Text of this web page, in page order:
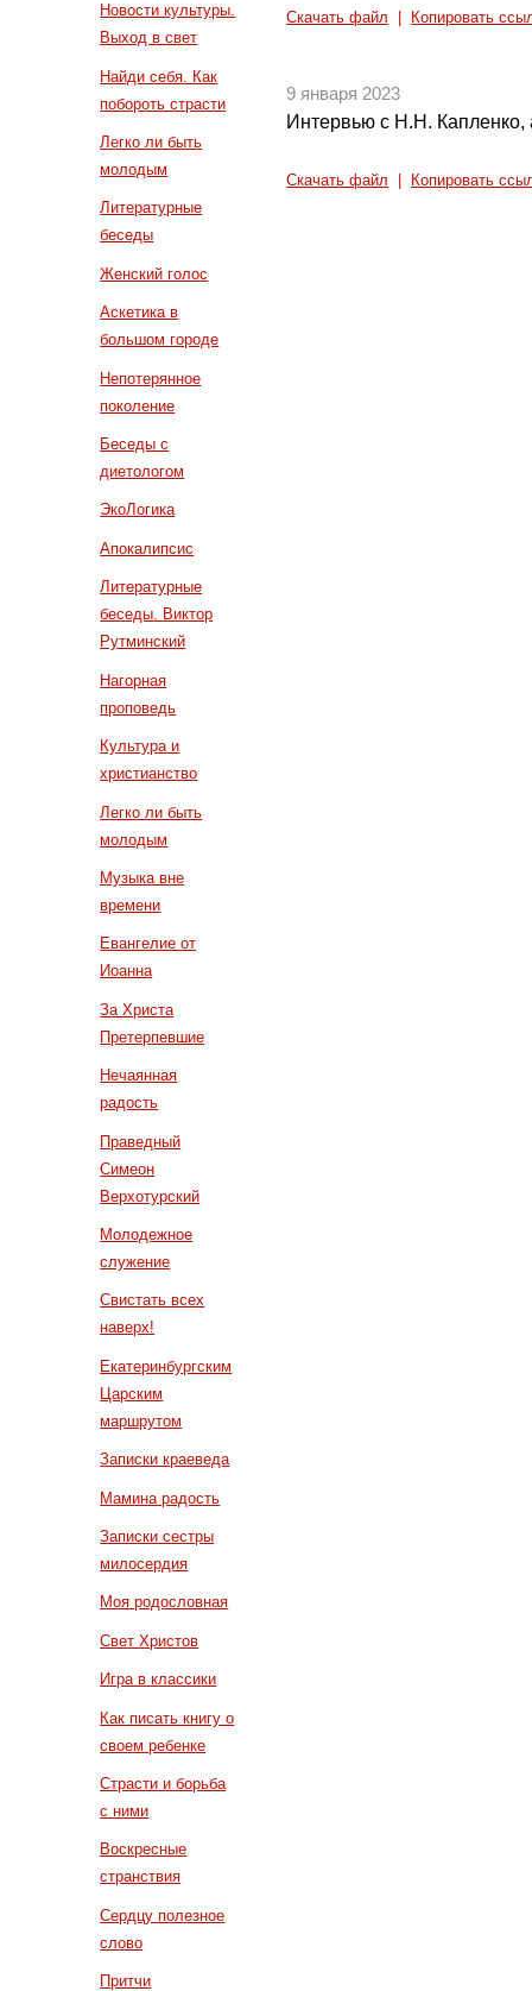
Новости культуры.
Выход в свет
Найди себя. Как
побороть страсти
Легко ли быть
молодым
Литературные
беседы
Женский голос
Аскетика в
большом городе
Непотерянное
поколение
Беседы с
диетологом
ЭкоЛогика
Апокалипсис
Литературные
беседы. Виктор
Рутминский
Нагорная
проповедь
Культура и
христианство
Легко ли быть
молодым
Музыка вне
времени
Евангелие от
Иоанна
За Христа
Претерпевшие
Нечаянная
радость
Праведный
Симеон
Верхотурский
Молодежное
служение
Свистать всех
наверх!
Екатеринбургским
Царским
маршрутом
Записки краеведа
Мамина радость
Записки сестры
милосердия
Моя родословная
Свет Христов
Игра в классики
Как писать книгу о
своем ребенке
Страсти и борьба
с ними
Воскресные
странствия
Сердцу полезное
слово
Притчи
Скачать файл Копировать
9 января 2023
Интервью с Н.Н. Капленко,
Скачать файл Копировать